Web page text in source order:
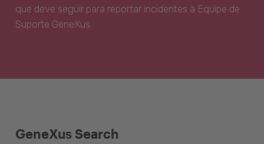
que deve seguir para reportar incidentes à Equipe de
Suporte GeneXus.
GeneXus Search